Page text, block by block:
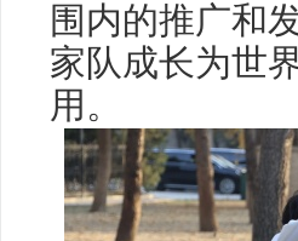
围内的推广和
家队成长为世
用。